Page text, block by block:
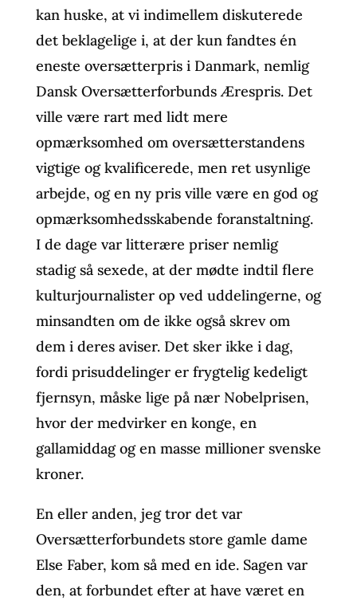
kan huske, at vi indimellem diskuterede
det beklagelige i, at der kun fandtes én
eneste oversætterpris i Danmark, nemlig
Dansk Oversætterforbunds Ærespris. Det
ville være rart med lidt mere
opmærksomhed om oversætterstandens
vigtige og kvalificerede, men ret usynlige
arbejde, og en ny pris ville være en god og
opmærksomhedsskabende foranstaltning.
I de dage var litterære priser nemlig
stadig så sexede, at der mødte indtil flere
kulturjournalister op ved uddelingerne, og
minsandten om de ikke også skrev om
dem i deres aviser. Det sker ikke i dag,
fordi prisuddelinger er frygtelig kedeligt
fjernsyn, måske lige på nær Nobelprisen,
hvor der medvirker en konge, en
gallamiddag og en masse millioner svenske
kroner.
En eller anden, jeg tror det var
Oversætterforbundets store gamle dame
Else Faber, kom så med en ide. Sagen var
den, at forbundet efter at have været en